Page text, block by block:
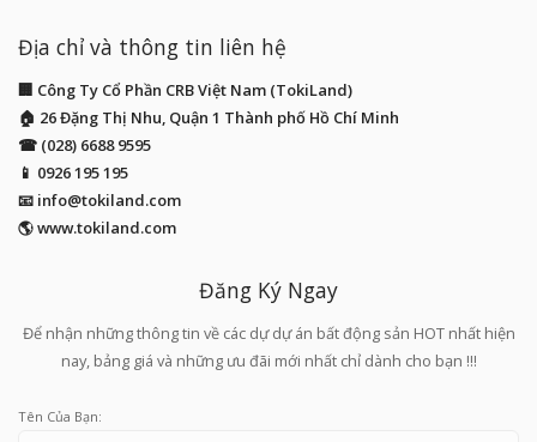
Địa chỉ và thông tin liên hệ
🏢 Công Ty Cổ Phần CRB Việt Nam (TokiLand)
🏠 26 Đặng Thị Nhu, Quận 1 Thành phố Hồ Chí Minh
☎ (028) 6688 9595
📱 0926 195 195
📧 info@tokiland.com
🌎 www.tokiland.com
Đăng Ký Ngay
Để nhận những thông tin về các dự dự án bất động sản HOT nhất hiện
nay, bảng giá và những ưu đãi mới nhất chỉ dành cho bạn !!!
Tên Của Bạn: